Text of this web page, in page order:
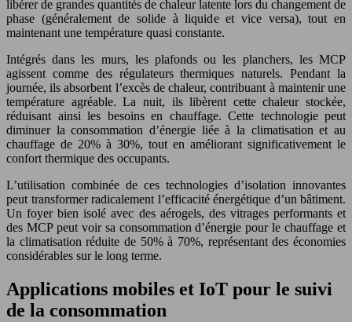
libérer de grandes quantités de chaleur latente lors du changement de
phase (généralement de solide à liquide et vice versa), tout en
maintenant une température quasi constante.
Intégrés dans les murs, les plafonds ou les planchers, les MCP
agissent comme des régulateurs thermiques naturels. Pendant la
journée, ils absorbent l’excès de chaleur, contribuant à maintenir une
température agréable. La nuit, ils libèrent cette chaleur stockée,
réduisant ainsi les besoins en chauffage. Cette technologie peut
diminuer la consommation d’énergie liée à la climatisation et au
chauffage de 20% à 30%, tout en améliorant significativement le
confort thermique des occupants.
L’utilisation combinée de ces technologies d’isolation innovantes
peut transformer radicalement l’efficacité énergétique d’un bâtiment.
Un foyer bien isolé avec des aérogels, des vitrages performants et
des MCP peut voir sa consommation d’énergie pour le chauffage et
la climatisation réduite de 50% à 70%, représentant des économies
considérables sur le long terme.
Applications mobiles et IoT pour le suivi
de la consommation